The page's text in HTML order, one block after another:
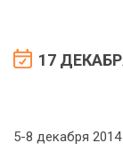
17
5-8 декабря